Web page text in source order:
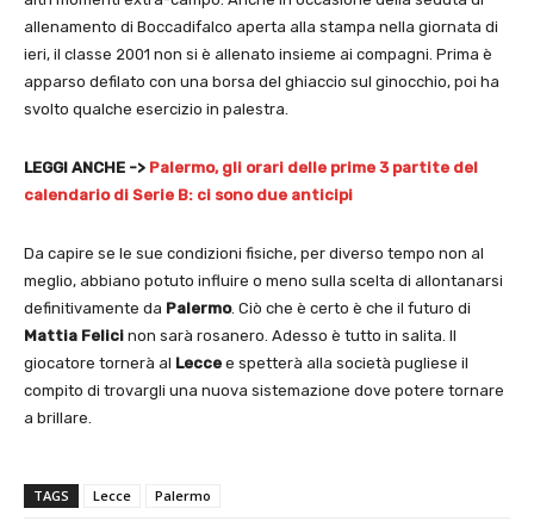
allenamento di Boccadifalco aperta alla stampa nella giornata di
ieri, il classe 2001 non si è allenato insieme ai compagni. Prima è
apparso defilato con una borsa del ghiaccio sul ginocchio, poi ha
svolto qualche esercizio in palestra.
LEGGI ANCHE -> Palermo, gli orari delle prime 3 partite del
calendario di Serie B: ci sono due anticipi
Da capire se le sue condizioni fisiche, per diverso tempo non al
meglio, abbiano potuto influire o meno sulla scelta di allontanarsi
definitivamente da Palermo. Ciò che è certo è che il futuro di
Mattia Felici non sarà rosanero. Adesso è tutto in salita. Il
giocatore tornerà al Lecce e spetterà alla società pugliese il
compito di trovargli una nuova sistemazione dove potere tornare
a brillare.
TAGS Lecce Palermo